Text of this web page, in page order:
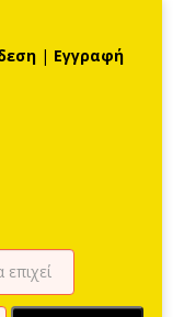
| Εγγραφή